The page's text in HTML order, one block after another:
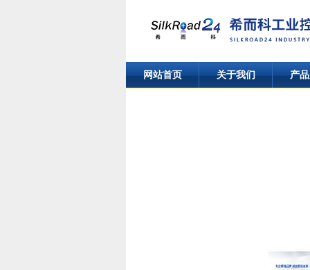
网站首页 关于我们 产